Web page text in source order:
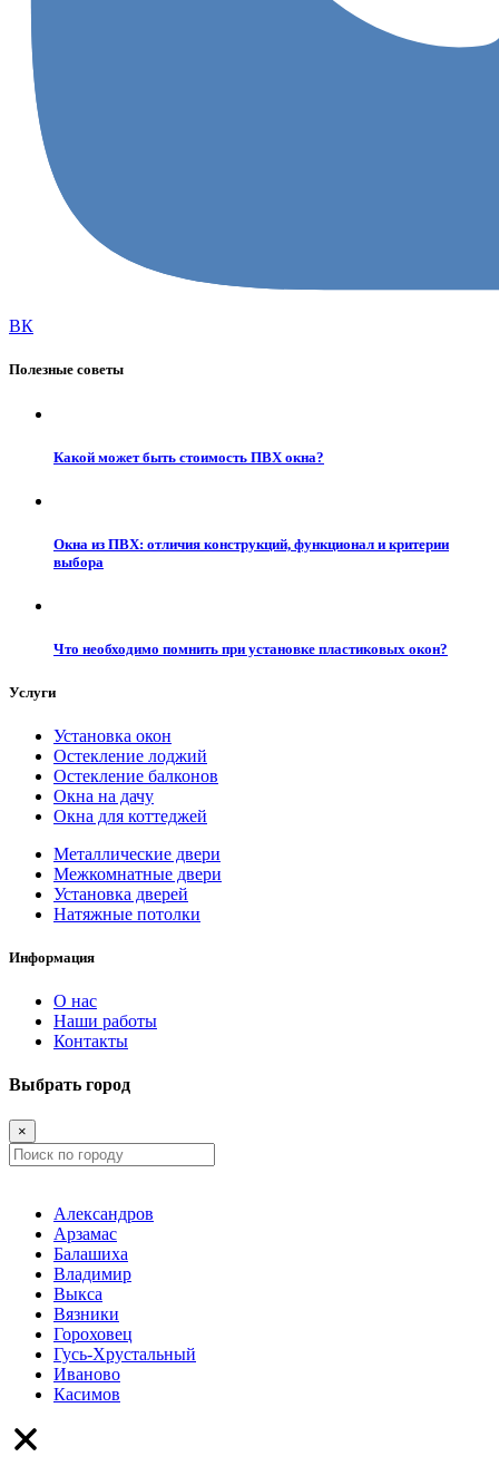
ВК
Полезные советы
Какой может быть стоимость ПВХ окна?
Окна из ПВХ: отличия конструкций, функционал и критерии
выбора
Что необходимо помнить при установке пластиковых окон?
Услуги
Установка окон
Остекление лоджий
Остекление балконов
Окна на дачу
Окна для коттеджей
Металлические двери
Межкомнатные двери
Установка дверей
Натяжные потолки
Информация
О нас
Наши работы
Контакты
Выбрать город
×
Александров
Арзамас
Балашиха
Владимир
Выкса
Вязники
Гороховец
Гусь-Хрустальный
Иваново
Касимов